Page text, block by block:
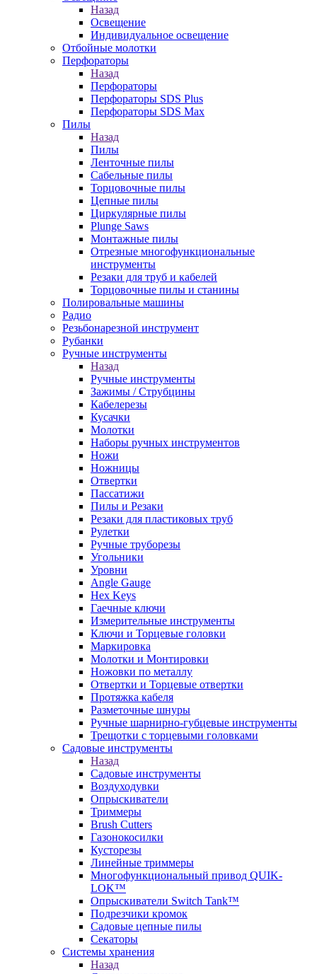
Назад
Освещение
Индивидуальное освещение
Отбойные молотки
Перфораторы
Назад
Перфораторы
Перфораторы SDS Plus
Перфораторы SDS Max
Пилы
Назад
Пилы
Ленточные пилы
Сабельные пилы
Торцовочные пилы
Цепные пилы
Циркулярные пилы
Plunge Saws
Монтажные пилы
Отрезные многофункциональные
инструменты
Резаки для труб и кабелей
Торцовочные пилы и станины
Полировальные машины
Радио
Резьбонарезной инструмент
Рубанки
Ручные инструменты
Назад
Ручные инструменты
Зажимы / Струбцины
Кабелерезы
Кусачки
Молотки
Наборы ручных инструментов
Ножи
Ножницы
Отвертки
Пассатижи
Пилы и Резаки
Резаки для пластиковых труб
Рулетки
Ручные труборезы
Угольники
Уровни
Angle Gauge
Hex Keys
Гаечные ключи
Измерительные инструменты
Ключи и Торцевые головки
Маркировка
Молотки и Монтировки
Ножовки по металлу
Отвертки и Торцевые отвертки
Протяжка кабеля
Разметочные шнуры
Ручные шарнирно-губцевые инструменты
Трещотки с торцевыми головками
Садовые инструменты
Назад
Садовые инструменты
Воздуходувки
Опрыскиватели
Триммеры
Brush Cutters
Газонокосилки
Кусторезы
Линейные триммеры
Многофункциональный привод QUIK-
LOK™
Опрыскиватели Switch Tank™
Подрезчики кромок
Садовые цепные пилы
Секаторы
Системы хранения
Назад